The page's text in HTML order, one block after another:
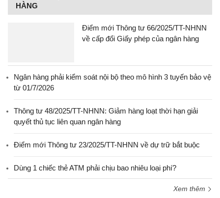
HÀNG
Điểm mới Thông tư 66/2025/TT-NHNN
về cấp đổi Giấy phép của ngân hàng
Ngân hàng phải kiểm soát nội bộ theo mô hình 3 tuyến bảo vệ
từ 01/7/2026
Thông tư 48/2025/TT-NHNN: Giảm hàng loạt thời hạn giải
quyết thủ tục liên quan ngân hàng
Điểm mới Thông tư 23/2025/TT-NHNN về dự trữ bắt buộc
Dùng 1 chiếc thẻ ATM phải chịu bao nhiêu loại phí?
Xem thêm